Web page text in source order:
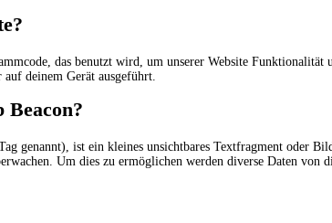
das benutzt wird, um unserer Website
deinem Gerät ausgeführt.
Beacon?
genannt), ist ein kleines unsichtbares Textfragment oder
Um dies zu ermöglichen werden diverse Daten von